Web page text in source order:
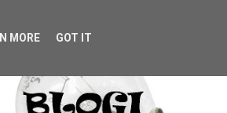
MORE GOT IT